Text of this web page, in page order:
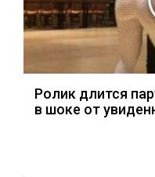
Ролик длится
в шоке от